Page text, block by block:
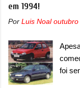
uma
em 1994!
Por Luis Noal
foi